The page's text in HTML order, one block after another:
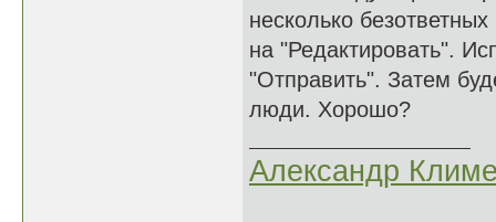
несколько
на "Редактировать".
"Отправить". Затем
люди. Хорошо?
Александр